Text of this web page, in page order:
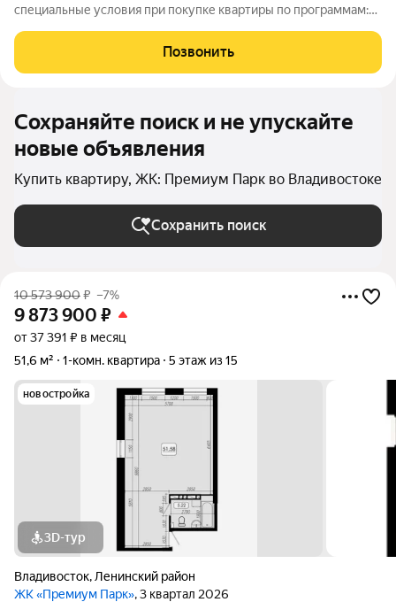
специальные условия при покупке квартиры по программам:
покупке квартиры за счёт собственных средств при 100%
оплате. Размер скидки: 1 000 000
Позвонить
Сохраняйте поиск и не упускайте
новые объявления
Купить квартиру, ЖК: Премиум Парк во Владивостоке
Сохранить поиск
10 573 900₽ –7%
9 873 900 ₽
от 37 391 ₽ в месяц
51,6 м²
1-комн. квартира 5 этаж из 15
новостройка
3D-тур
Владивосток, Ленинский район
ЖК «Премиум Парк», 3 квартал 2026